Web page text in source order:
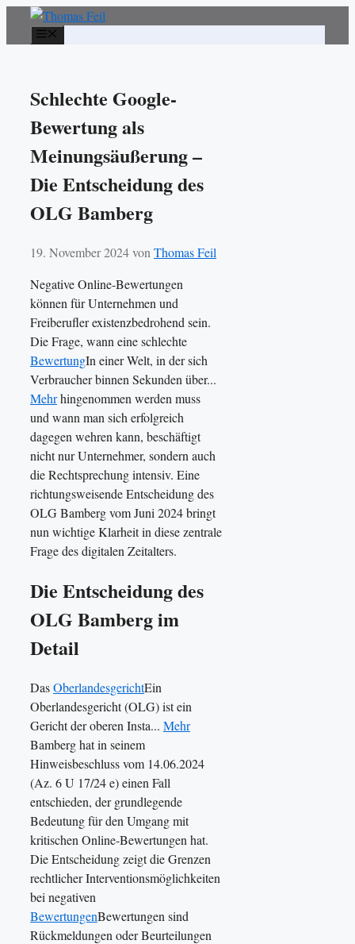
Schlechte Google-
Bewertung als
Meinungsäußerung –
Die Entscheidung des
OLG Bamberg
19. November 2024von Thomas Feil
Negative Online-Bewertungen
können für Unternehmen und
Freiberufler existenzbedrohend sein.
Die Frage, wann eine schlechte
BewertungIn einer Welt, in der sich
Verbraucher binnen Sekunden über...
Mehrhingenommen werden muss
und wann man sich erfolgreich
dagegen wehren kann, beschäftigt
nicht nur Unternehmer, sondern auch
die Rechtsprechung intensiv. Eine
richtungsweisende Entscheidung des
OLG Bamberg vom Juni 2024 bringt
nun wichtige Klarheit in diese zentrale
Frage des digitalen Zeitalters.
Die Entscheidung des
OLG Bamberg im
Detail
DasOberlandesgerichtEin
Oberlandesgericht (OLG) ist ein
Gericht der oberen Insta... Mehr
Bamberg hat in seinem
Hinweisbeschluss vom 14.06.2024
(Az. 6 U 17/24 e) einen Fall
entschieden, der grundlegende
Bedeutung für den Umgang mit
kritischen Online-Bewertungen hat.
Die Entscheidung zeigt die Grenzen
rechtlicher Interventionsmöglichkeiten
bei negativen
BewertungenBewertungen sind
Rückmeldungen oder Beurteilungen